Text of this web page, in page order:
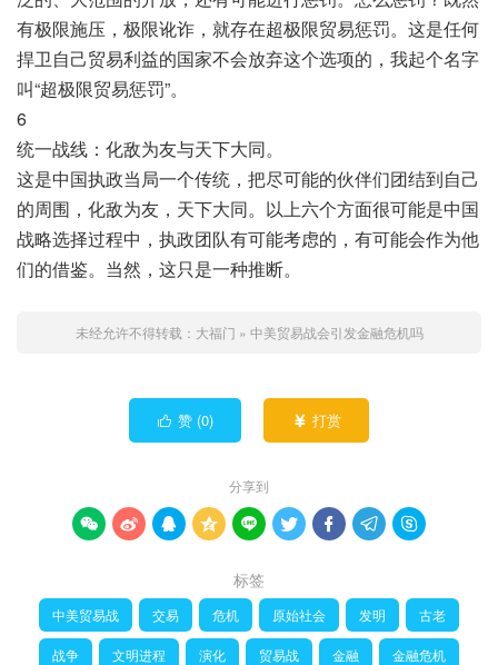
有极限施压，极限讹诈，就存在超极限贸易惩罚。这是任何
捍卫自己贸易利益的国家不会放弃这个选项的，我起个名字
叫“超极限贸易惩罚”。
6
统一战线：化敌为友与天下大同。
这是中国执政当局一个传统，把尽可能的伙伴们团结到自己
的周围，化敌为友，天下大同。以上六个方面很可能是中国
战略选择过程中，执政团队有可能考虑的，有可能会作为他
们的借鉴。当然，这只是一种推断。
未经允许不得转载： 大福门 » 中美贸易战会引发金融危机吗
 赞 (0)  打赏
分享到
        
标签
中美贸易战 交易 危机 原始社会 发明 古老
战争 文明进程 演化 贸易战 金融 金融危机